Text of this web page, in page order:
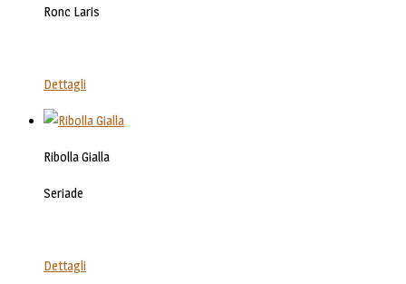
Ronc Laris
Dettagli
Ribolla Gialla
Seriade
Dettagli